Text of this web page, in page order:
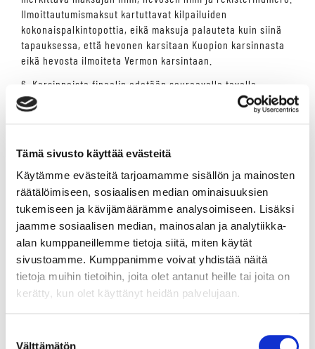
Tämä sivusto käyttää evästeitä
Käytämme evästeitä tarjoamamme sisällön ja mainosten
räätälöimiseen, sosiaalisen median ominaisuuksien
tukemiseen ja kävijämäärämme analysoimiseen. Lisäksi
jaamme sosiaalisen median, mainosalan ja analytiikka-
alan kumppaneillemme tietoja siitä, miten käytät
sivustoamme. Kumppanimme voivat yhdistää näitä
tietoja muihin tietoihin, joita olet antanut heille tai joita on
kerätty, kun olet käyttänyt heidän palvelujaan.
Välttämätön
Ilmoittautumismaksut kartuttavat kilpailuiden
kokonaispalkintopottia, eikä maksuja palauteta kuin siinä
tapauksessa, että hevonen karsitaan Kuopion karsinnasta
eikä hevosta ilmoiteta Vermon karsintaan.
6. Karsinnoista finaalin edetään seuraavalla tavalla
- Mikäli karsintoja järjestetään yksi, kaikki siihen ilmoitetut
hevoset ovat oikeutettuja ilmoittamaan finaaliin.
- Mikäli karsintoja järjestetään kolme, etenee neljä parasta
kustakin finaaliin.
- Mikäli karsintoja järjestetään neljä, etenee kolme parasta
kustakin finaaliin.
- Mikäli karsintoja järjestetään viisi, etenee finaaliin kaksi
parasta kustakin osalähdöstä ja kaksi korkeimmilla
karsintapisteillä karsintaan ilmoitettua kolmanneksi
sijoittunutta hevosta. Kuitenkin niin, että
tasapääjuoksutilanteissa korkeammat karsintasijoitukset
ovat etusijalla finaaliin.